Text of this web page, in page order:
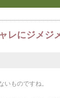
レにジメジ
いものですね。